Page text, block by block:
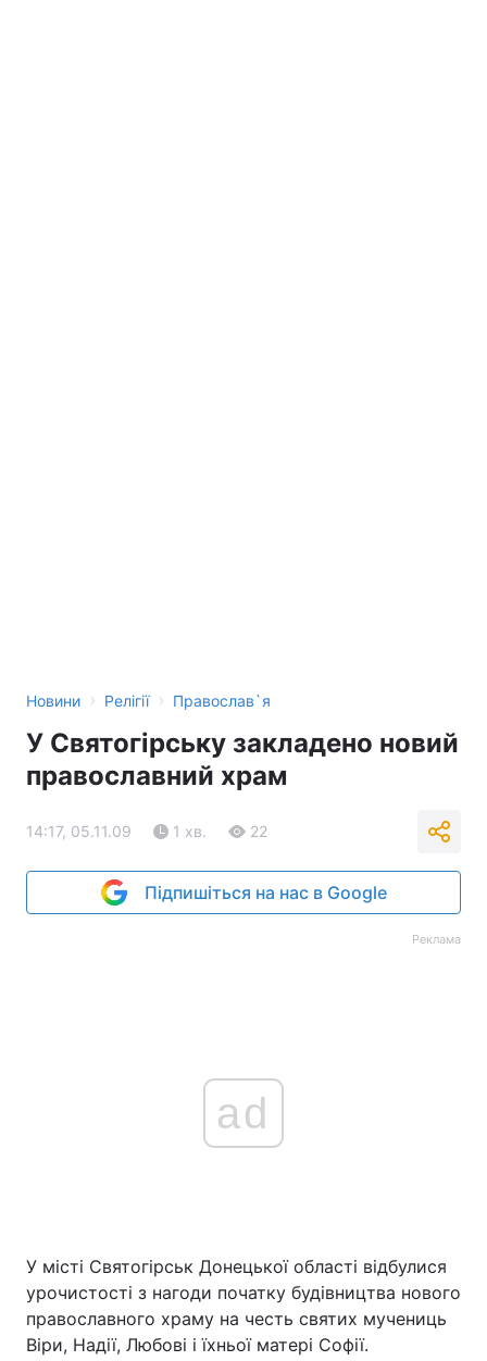
Новини › Релігії › Православ`я
У Святогірську закладено новий
православний храм
14:17, 05.11.09 1 хв. 22
Підпишіться на нас в Google
Реклама
ad
У місті Святогірськ Донецької області відбулися
урочистості з нагоди початку будівництва нового
православного храму на честь святих мучениць
Віри, Надії, Любові і їхньої матері Софії.